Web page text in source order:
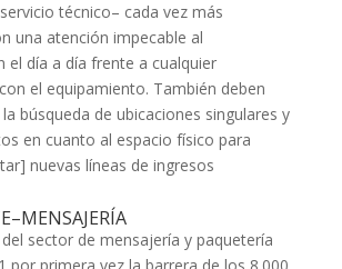
técnico– cada vez más
una atención impecable al
el día a día frente a cualquier
el equipamiento. También deben
búsqueda de ubicaciones singulares y
en cuanto al espacio físico para
nuevas líneas de ingresos
sector de mensajería y paquetería
por primera vez la barrera de los 8.000